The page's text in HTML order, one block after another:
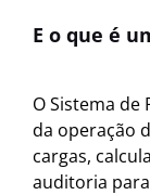
E o que é
O Sistema
da operação
cargas,
auditoria